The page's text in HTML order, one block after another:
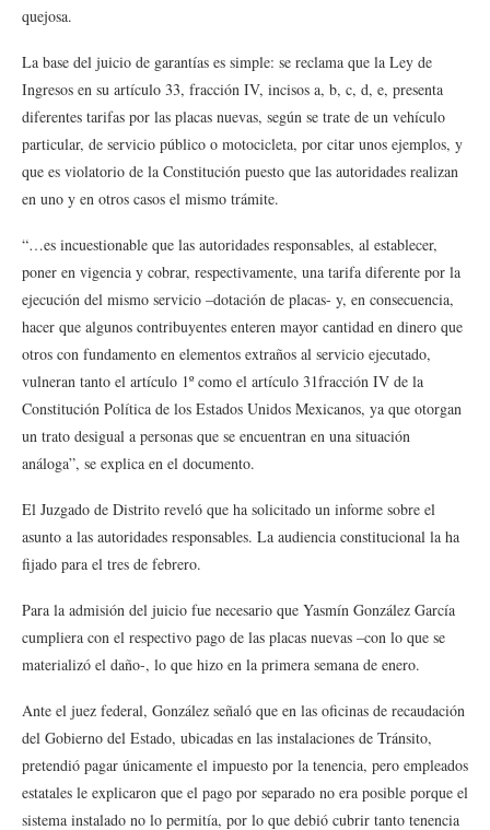
quejosa.
La base del juicio de garantías es simple: se reclama que la Ley de
Ingresos en su artículo 33, fracción IV, incisos a, b, c, d, e, presenta
diferentes tarifas por las placas nuevas, según se trate de un vehículo
particular, de servicio público o motocicleta, por citar unos ejemplos, y
que es violatorio de la Constitución puesto que las autoridades realizan
en uno y en otros casos el mismo trámite.
“…es incuestionable que las autoridades responsables, al establecer,
poner en vigencia y cobrar, respectivamente, una tarifa diferente por la
ejecución del mismo servicio –dotación de placas- y, en consecuencia,
hacer que algunos contribuyentes enteren mayor cantidad en dinero que
otros con fundamento en elementos extraños al servicio ejecutado,
vulneran tanto el artículo 1º como el artículo 31fracción IV de la
Constitución Política de los Estados Unidos Mexicanos, ya que otorgan
un trato desigual a personas que se encuentran en una situación
análoga”, se explica en el documento.
El Juzgado de Distrito reveló que ha solicitado un informe sobre el
asunto a las autoridades responsables. La audiencia constitucional la ha
fijado para el tres de febrero.
Para la admisión del juicio fue necesario que Yasmín González García
cumpliera con el respectivo pago de las placas nuevas –con lo que se
materializó el daño-, lo que hizo en la primera semana de enero.
Ante el juez federal, González señaló que en las oficinas de recaudación
del Gobierno del Estado, ubicadas en las instalaciones de Tránsito,
pretendió pagar únicamente el impuesto por la tenencia, pero empleados
estatales le explicaron que el pago por separado no era posible porque el
sistema instalado no lo permitía, por lo que debió cubrir tanto tenencia